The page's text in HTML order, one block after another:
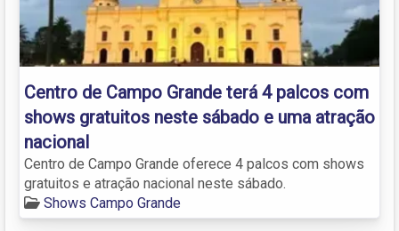
Centro de Campo Grande terá 4 palcos com
shows gratuitos neste sábado e uma atração
nacional
Centro de Campo Grande oferece 4 palcos com shows
gratuitos e atração nacional neste sábado.
Shows Campo Grande